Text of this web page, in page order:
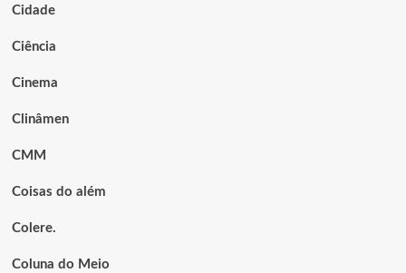
Cidade
Ciência
Cinema
Clinâmen
CMM
Coisas do além
Colere.
Coluna do Meio